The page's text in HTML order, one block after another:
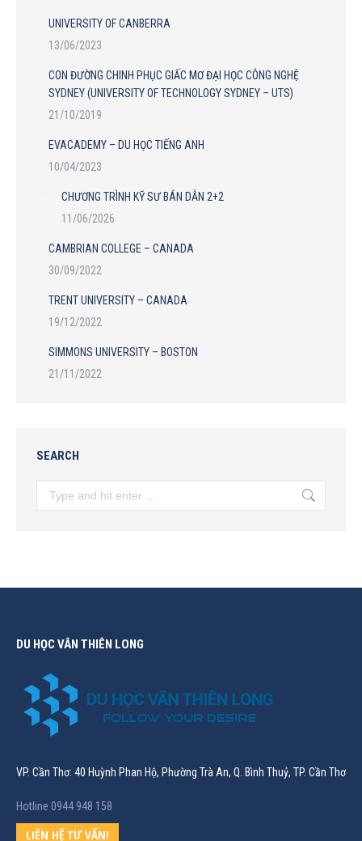
UNIVERSITY OF CANBERRA
13/06/2023
CON ĐƯỜNG CHINH PHỤC GIẤC MƠ ĐẠI HỌC CÔNG NGHỆ
SYDNEY (UNIVERSITY OF TECHNOLOGY SYDNEY – UTS)
21/10/2019
EVACADEMY – DU HỌC TIẾNG ANH
10/04/2023
CHƯƠNG TRÌNH KỸ SƯ BÁN DẪN 2+2
11/06/2026
CAMBRIAN COLLEGE – CANADA
30/09/2022
TRENT UNIVERSITY – CANADA
19/12/2022
SIMMONS UNIVERSITY – BOSTON
21/11/2022
SEARCH
DU HỌC VÂN THIÊN LONG
VP. Cần Thơ: 40 Huỳnh Phan Hộ, Phường Trà An, Q. Bình Thuỷ, TP. Cần Thơ
Hotline 0944 948 158
LIÊN HỆ TƯ VẤN!